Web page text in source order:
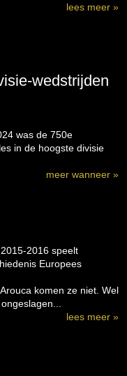
lees meer »
wedstrijden
was de 750e
in de hoogste divisie
meer wanneer »
2016 speelt
Europees
komen ze niet. Wel
lees meer »